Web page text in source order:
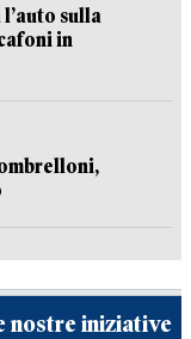
sulla
in
nostre iniziative